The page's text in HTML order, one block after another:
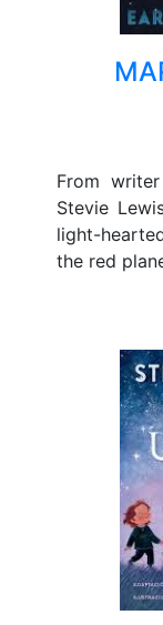
From
Stevie
light-
the red